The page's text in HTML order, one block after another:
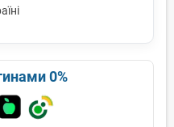
0%